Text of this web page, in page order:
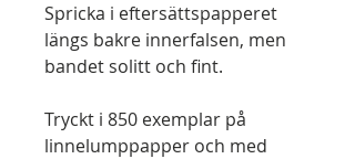
Spricka i eftersättspapperet
längs bakre innerfalsen, men
bandet solitt och fint.
Tryckt i 850 exemplar på
linnelumppapper och med